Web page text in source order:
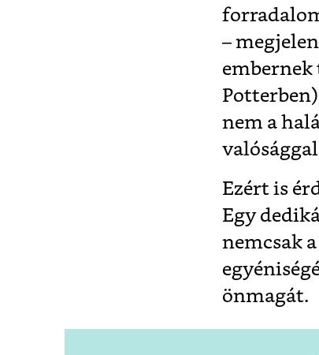
–
embernek
nem a
Ezért is
Egy
nemcsak
önmagát.